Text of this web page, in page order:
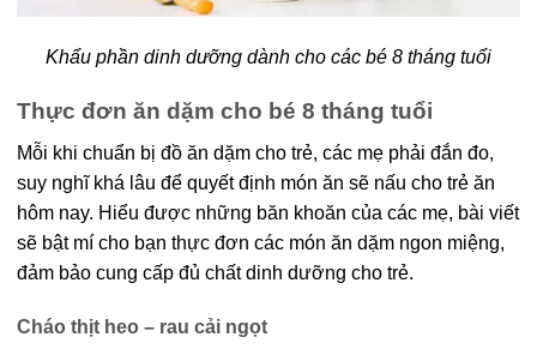
Khẩu phần dinh dưỡng dành cho các bé 8 tháng tuổi
Thực đơn ăn dặm cho bé 8 tháng tuổi
Mỗi khi chuẩn bị đồ ăn dặm cho trẻ, các mẹ phải đắn đo,
suy nghĩ khá lâu để quyết định món ăn sẽ nấu cho trẻ ăn
hôm nay. Hiểu được những băn khoăn của các mẹ, bài viết
sẽ bật mí cho bạn thực đơn các món ăn dặm ngon miệng,
đảm bảo cung cấp đủ chất dinh dưỡng cho trẻ.
Cháo thịt heo – rau cải ngọt